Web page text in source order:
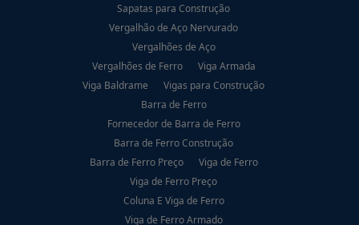
Sapatas para Construção
Vergalhão de Aço Nervurado
Vergalhões de Aço
Vergalhões de Ferro
Viga Armada
Viga Baldrame
Vigas para Construção
Barra de Ferro
Fornecedor de Barra de Ferro
Barra de Ferro Construção
Barra de Ferro Preço
Viga de Ferro
Viga de Ferro Preço
Coluna E Viga de Ferro
Viga de Ferro Armado